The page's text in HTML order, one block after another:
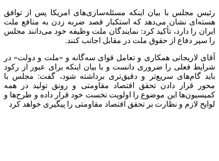
رئیس مجلس با بیان اینکه مسئله‌سازی‌های امریکا پس از توافق
هسته‌ای نشان می‌دهد که استکبار قصد ضربه زدن به منافع ملت
ایران را دارد، تأکید کرد: نمایندگان ملت وظیفه خود می‌دانند مجلس
را سپر دفاع از حقوق ملت در مقابل اجانب کنند.
آقای لاریجانی همکاری و تعامل قوای سه‌گانه و «ملت و دولت» در
شرایط فعلی را ضروری دانست و با بیان اینکه برای عبور از رکود
باید گام‌های سریع‌تر و دقیق‌تری برداشته شود، گفت: مجلس با
محور قرار دادن تحقق اقتصاد مقاومتی و رونق تولید در همه
کمیسیون‌ها این موضوع را اولویت نخست خود قرار داده و طرح‌ها و
لوایح لازم و نظارت بر تحقق اقتصاد مقاومتی را پیگیری خواهد کرد